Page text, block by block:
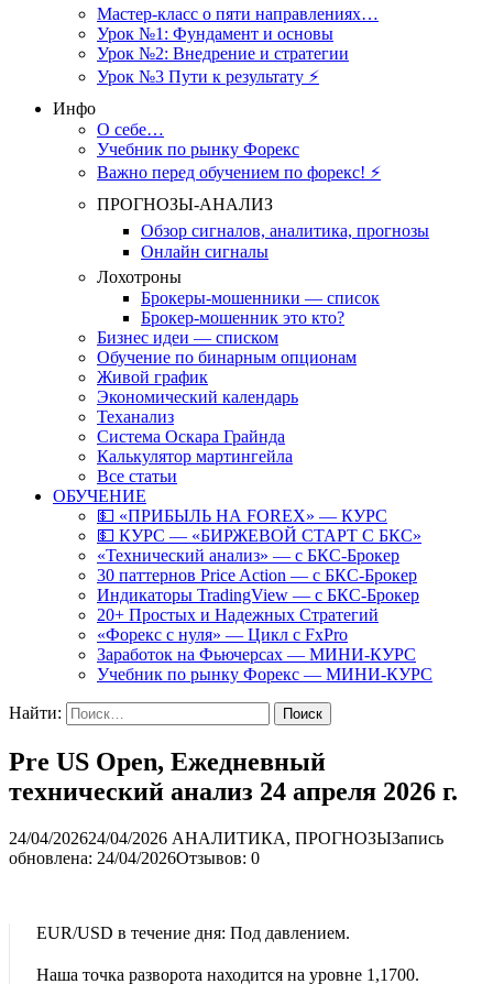
Мастер-класс о пяти направлениях…
Урок №1: Фундамент и основы
Урок №2: Внедрение и стратегии
Урок №3 Пути к результату ⚡️
Инфо
О себе…
Учебник по рынку Форекс
Важно перед обучением по форекс! ⚡
ПРОГНОЗЫ-АНАЛИЗ
Обзор сигналов, аналитика, прогнозы
Онлайн сигналы
Лохотроны
Брокеры-мошенники — список
Брокер-мошенник это кто?
Бизнес идеи — списком
Обучение по бинарным опционам
Живой график
Экономический календарь
Теханализ
Система Оскара Грайнда
Калькулятор мартингейла
Все статьи
ОБУЧЕНИЕ
💵 «ПРИБЫЛЬ НА FOREX» — КУРС
💵 КУРС — «БИРЖЕВОЙ СТАРТ С БКС»
«Технический анализ» — с БКС-Брокер
30 паттернов Price Action — с БКС-Брокер
Индикаторы TradingView — с БКС-Брокер
20+ Простых и Надежных Стратегий
«Форекс с нуля» — Цикл с FxPro
Заработок на Фьючерсах — МИНИ-КУРС
Учебник по рынку Форекс — МИНИ-КУРС
Найти:
Pre US Open, Ежедневный
технический анализ 24 апреля 2026 г.
24/04/202624/04/2026 АНАЛИТИКА, ПРОГНОЗЫЗапись
обновлена: 24/04/2026Отзывов: 0
EUR/USD в течение дня: Под давлением.
Наша точка разворота находится на уровне 1,1700.